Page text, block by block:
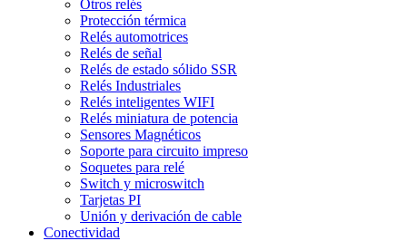
Otros relés
Protección térmica
Relés automotrices
Relés de señal
Relés de estado sólido SSR
Relés Industriales
Relés inteligentes WIFI
Relés miniatura de potencia
Sensores Magnéticos
Soporte para circuito impreso
Soquetes para relé
Switch y microswitch
Tarjetas PI
Unión y derivación de cable
Conectividad